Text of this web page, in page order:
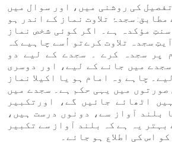
کی روشنی میں، اور سوال میں
مطابق: سجدۂ تلاوت نماز کے اندر ہو
مؤکدہ ہے۔ اگر کوئی شخص نماز
سجدہ تلاوت کرےتو اُسے چاہیے کہ
پر سجدہ کرے ۔ سجدے کے لیے دو
میں جانے کے لیے، اور دوسری
چاہے وہ امام ہو یا اکیلا نماز
صورتوں میں یہی حکم ہے۔ سجدے میں
اٹھائے جائیں گے، اورتکبیر
بلند آواز سے، دونوں درست ہیں،
بہتر یہ ہے کہ بلند آواز سے تکبیر
اس کی اطلاع ہو جائے۔